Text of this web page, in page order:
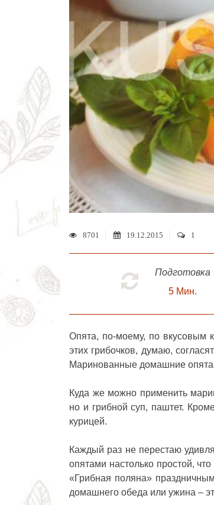
8701 19.12.2015 1
Подготовка
5 Мин.
Опята, по-моему, по вкусовым
этих грибочков, думаю,
Маринованные домашние опята
Куда же можно применить
но и грибной суп, паштет.
курицей.
Каждый раз не перестаю
опятами настолько простой,
«Грибная поляна»
домашнего обеда или ужина –